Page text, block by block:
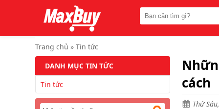
Thang
Trang chủ » Tin tức
cách
Thứ
DANH MỤC TIN TỨC
Tin tức